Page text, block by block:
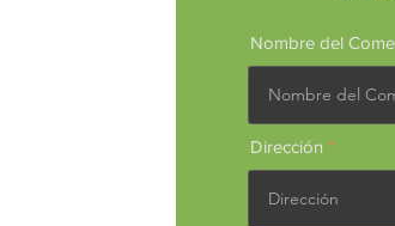
Nombre del
Dirección